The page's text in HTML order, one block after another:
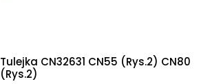
Tulejka CN32631 CN55 (rys.2) CN80
(rys.2)